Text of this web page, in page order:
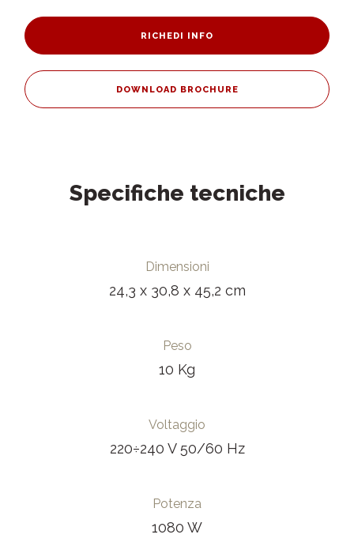
RICHEDI INFO
DOWNLOAD BROCHURE
Specifiche tecniche
Dimensioni
24,3 x 30,8 x 45,2 cm
Peso
10 Kg
Voltaggio
220÷240 V 50/60 Hz
Potenza
1080 W